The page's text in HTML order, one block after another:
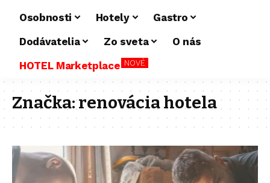
Osobnosti
Hotely
Gastro
Dodávatelia
Zo sveta
O nás
HOTEL Marketplace NOVÉ
Značka:renovácia hotela